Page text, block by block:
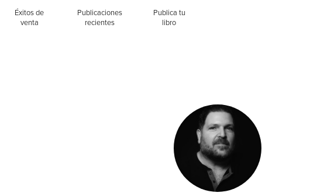
Éxitos de
venta
Publicaciones
recientes
Publica tu
libro